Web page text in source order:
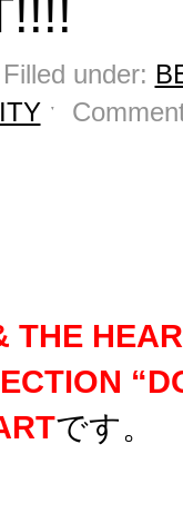
under:
ˑ
THE
です。